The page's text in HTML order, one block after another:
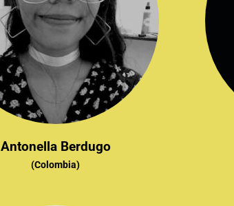
Antonella Berdugo
(Colombia)